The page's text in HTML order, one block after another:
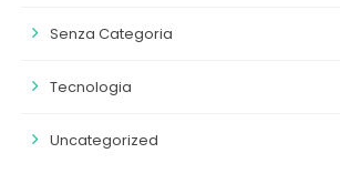
Senza Categoria
Tecnologia
Uncategorized